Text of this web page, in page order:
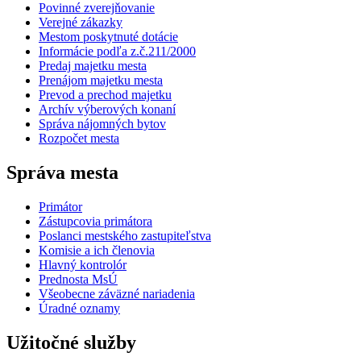
Povinné zverejňovanie
Verejné zákazky
Mestom poskytnuté dotácie
Informácie podľa z.č.211/2000
Predaj majetku mesta
Prenájom majetku mesta
Prevod a prechod majetku
Archív výberových konaní
Správa nájomných bytov
Rozpočet mesta
Správa mesta
Primátor
Zástupcovia primátora
Poslanci mestského zastupiteľstva
Komisie a ich členovia
Hlavný kontrolór
Prednosta MsÚ
Všeobecne záväzné nariadenia
Úradné oznamy
Užitočné služby